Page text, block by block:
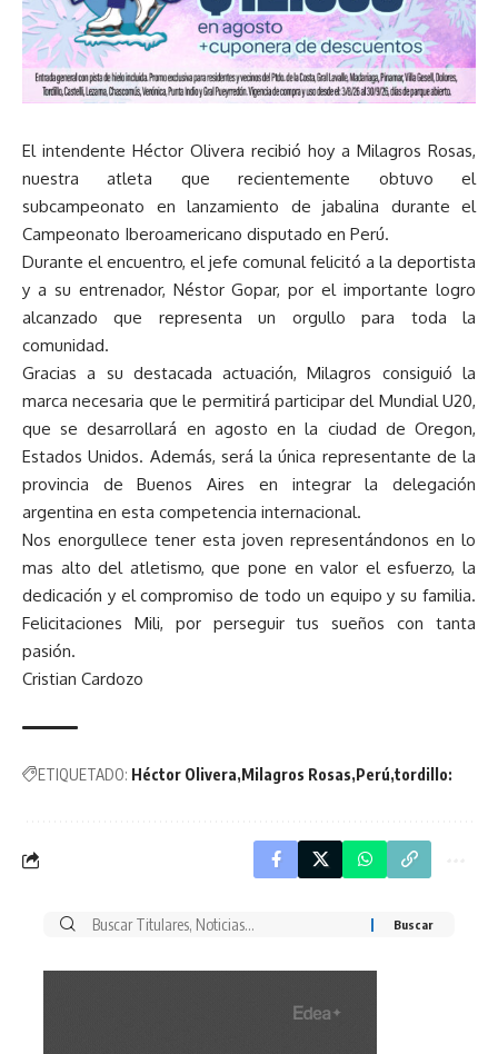
El intendente Héctor Olivera recibió hoy a Milagros Rosas,
nuestra atleta que recientemente obtuvo el
subcampeonato en lanzamiento de jabalina durante el
Campeonato Iberoamericano disputado en Perú.
Durante el encuentro, el jefe comunal felicitó a la deportista
y a su entrenador, Néstor Gopar, por el importante logro
alcanzado que representa un orgullo para toda la
comunidad.
Gracias a su destacada actuación, Milagros consiguió la
marca necesaria que le permitirá participar del Mundial U20,
que se desarrollará en agosto en la ciudad de Oregon,
Estados Unidos. Además, será la única representante de la
provincia de Buenos Aires en integrar la delegación
argentina en esta competencia internacional.
Nos enorgullece tener esta joven representándonos en lo
mas alto del atletismo, que pone en valor el esfuerzo, la
dedicación y el compromiso de todo un equipo y su familia.
Felicitaciones Mili, por perseguir tus sueños con tanta
pasión.
Cristian Cardozo
ETIQUETADO: Héctor Olivera Milagros Rosas Perú tordillo:
Buscar